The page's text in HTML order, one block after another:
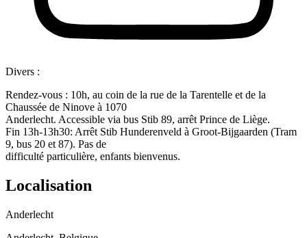
Divers :
Rendez-vous : 10h, au coin de la rue de la Tarentelle et de la
Chaussée de Ninove à 1070
Anderlecht. Accessible via bus Stib 89, arrêt Prince de Liège.
Fin 13h-13h30: Arrêt Stib Hunderenveld à Groot-Bijgaarden (Tram
9, bus 20 et 87). Pas de
difficulté particulière, enfants bienvenus.
Localisation
Anderlecht